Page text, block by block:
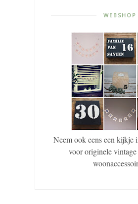
WEBSHOP
Neem ook eens een kijkje
voor originele vintage